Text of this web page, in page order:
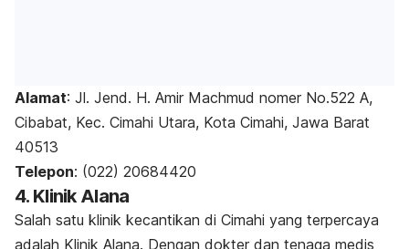
Alamat: Jl. Jend. H. Amir Machmud nomer No.522 A,
Cibabat, Kec. Cimahi Utara, Kota Cimahi, Jawa Barat
40513
Telepon: (022) 20684420
4. Klinik Alana
Salah satu klinik kecantikan di Cimahi yang terpercaya
adalah Klinik Alana. Dengan dokter dan tenaga medis